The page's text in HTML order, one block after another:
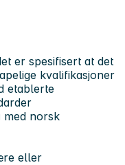
er spesifisert at det
kvalifikasjoner
etablerte
med norsk
eller